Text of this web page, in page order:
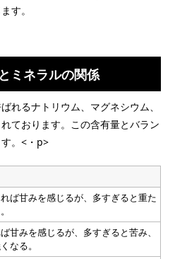
す。
ミネラルの関係
れるナトリウム、マグネシウム、
ております。この含有量とバラン
。<・p>
ば甘みを感じるが、多すぎると重た
甘みを感じるが、多すぎると苦み、
なる。